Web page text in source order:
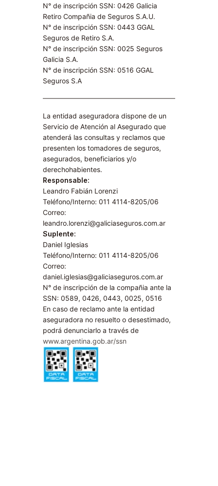
N° de inscripción SSN: 0426 Galicia
Retiro Compañia de Seguros S.A.U.​
N° de inscripción SSN: 0443 GGAL
Seguros de Retiro S.A​.
N° de inscripción SSN: 0025 Seguros
Galicia S.A.
N° de inscripción SSN: 0516 GGAL
Seguros S.A​
La entidad aseguradora dispone de un
Servicio de Atención al Asegurado que
atenderá las consultas y reclamos que
presenten los tomadores de seguros,
asegurados, beneficiarios y/o
derechohabientes.
Responsable:
Leandro Fabián Lorenzi
Teléfono/Interno: 011 4114-8205/06
Correo:
leandro.lorenzi@galiciaseguros.com.ar
Suplente:
Daniel Iglesias
Teléfono/Interno: 011 4114-8205/06
Correo:
daniel.iglesias@galiciaseguros.com.ar
N° de inscripción de la compañia ante la
SSN: 0589, 0426, 0443, 0025, 0516
En caso de reclamo ante la entidad
aseguradora no resuelto o desestimado,
podrá denunciarlo a través de
www.argentina.gob.ar/ssn